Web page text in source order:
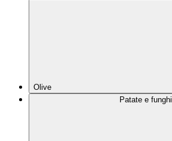
Olive
Patate e funghi